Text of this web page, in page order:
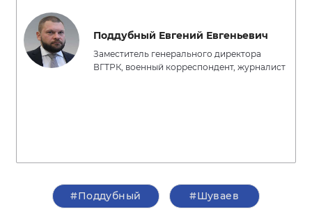
Поддубный Евгений Евгеньевич
Заместитель генерального директора
ВГТРК, военный корреспондент, журналист
#Поддубный #Шуваев